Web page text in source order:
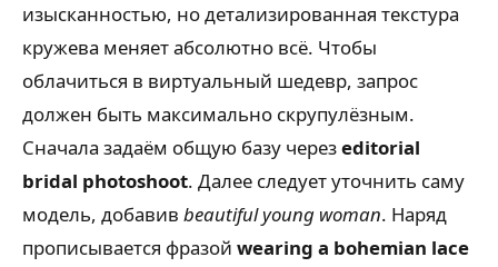
изысканностью, но детализированная текстура
кружева меняет абсолютно всё. Чтобы
облачиться в виртуальный шедевр, запрос
должен быть максимально скрупулёзным.
Сначала задаём общую базу черезeditorial
bridal photoshoot. Далее следует уточнить саму
модель, добавив beautiful young woman. Наряд
прописывается фразой wearing a bohemian lace